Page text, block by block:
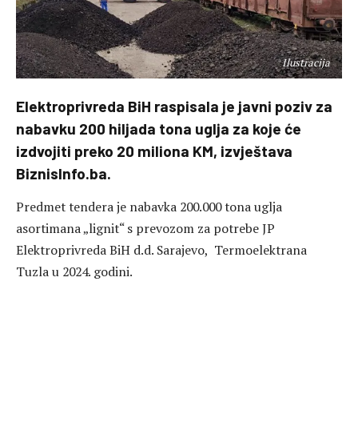
Ilustracija
Elektroprivreda BiH raspisala je javni poziv za
nabavku 200 hiljada tona uglja za koje će
izdvojiti preko 20 miliona KM, izvještava
BiznisInfo.ba.
Predmet tendera je nabavka 200.000 tona uglja
asortimana „lignit“ s prevozom za potrebe JP
Elektroprivreda BiH d.d. Sarajevo, Termoelektrana
Tuzla u 2024. godini.